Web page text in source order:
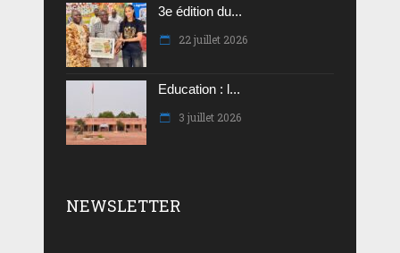
3e édition du...
22 juillet 2026
Education : l...
3 juillet 2026
NEWSLETTER